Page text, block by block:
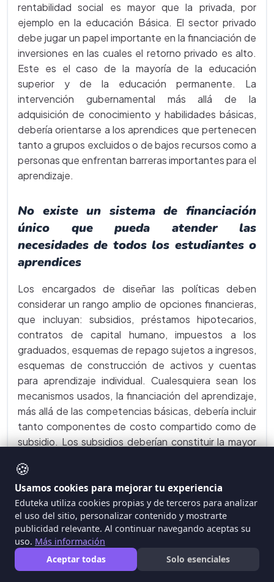
rentabilidad social es mayor que la privada, por
ejemplo en la educación Básica. El sector privado
debe jugar un papel importante en la financiación de
inversiones en las cuales el retorno privado es alto.
Este es el caso de la mayoría de la educación
superior y de la educación permanente. La
intervención gubernamental más allá de la
adquisición de conocimiento y habilidades básicas,
debería orientarse a los aprendices que pertenecen
tanto a grupos excluidos o de bajos recursos como a
personas que enfrentan barreras importantes para el
aprendizaje.
No existe un sistema de financiación
único que pueda atender las
necesidades de todos los estudiantes o
aprendices
Los encargados de diseñar las políticas deben
considerar un rango amplio de opciones financieras,
que incluyan: subsidios, préstamos hipotecarios,
contratos de capital humano, impuestos a los
graduados, esquemas de repago sujetos a ingresos,
esquemas de construcción de activos y cuentas
para aprendizaje individual. Cualesquiera sean los
mecanismos usados, la financiación del aprendizaje,
más allá de las competencias básicas, debería incluir
tanto componentes de costo compartido como de
subsidio. Los subsidios deberían constituir la mayor
recursos. Para grupos de ingreso alto, la mayor parte
de la financiación debería tener la forma de
préstamos sujetos al ingreso o a tasas de interés del
mercado.
AGENDA PARA EL FUTURO
🍪
Usamos cookies para mejorar tu experiencia
Eduteka utiliza cookies propias y de terceros para analizar
el uso del sitio, personalizar contenido y mostrarte
publicidad relevante. Al continuar navegando aceptas su
uso. Más información
Aceptar todas
Solo esenciales